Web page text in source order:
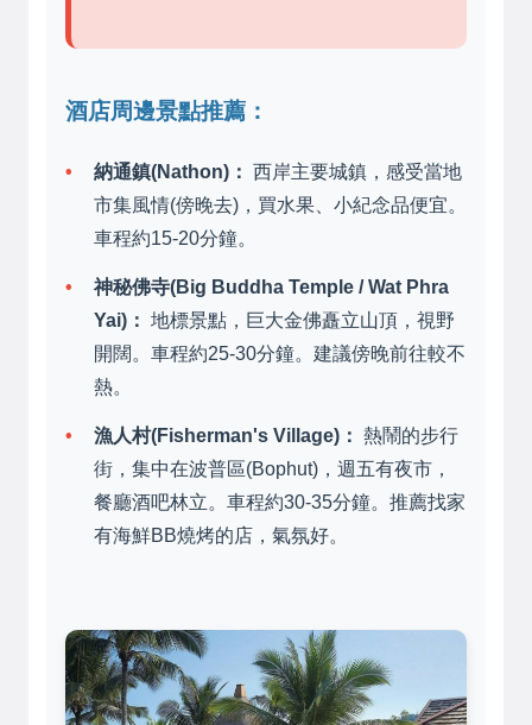
酒店周邊景點推薦：
納通鎮(Nathon)： 西岸主要城鎮，感受當地
市集風情(傍晚去)，買水果、小紀念品便宜。
車程約15-20分鐘。
神秘佛寺(Big Buddha Temple / Wat Phra
Yai)： 地標景點，巨大金佛矗立山頂，視野
開闊。車程約25-30分鐘。建議傍晚前往較不
熱。
漁人村(Fisherman's Village)： 熱鬧的步行
街，集中在波普區(Bophut)，週五有夜市，
餐廳酒吧林立。車程約30-35分鐘。推薦找家
有海鮮BB燒烤的店，氣氛好。